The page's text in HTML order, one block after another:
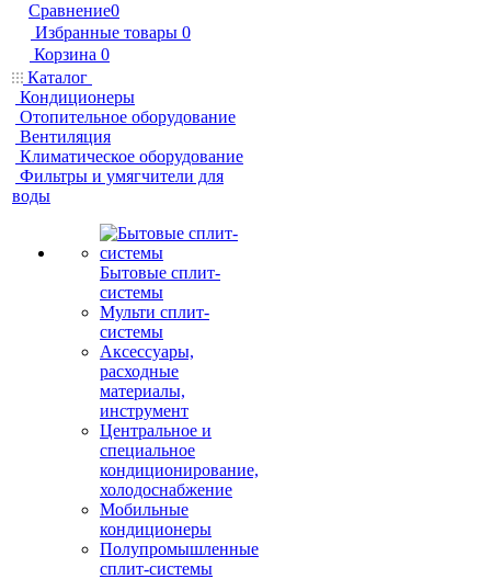
Сравнение0
Избранные товары 0
Корзина 0
Каталог
Кондиционеры
Отопительное оборудование
Вентиляция
Климатическое оборудование
Фильтры и умягчители для
воды
Бытовые сплит-
системы
Мульти сплит-
системы
Аксессуары,
расходные
материалы,
инструмент
Центральное и
специальное
кондиционирование,
холодоснабжение
Мобильные
кондиционеры
Полупромышленные
сплит-системы